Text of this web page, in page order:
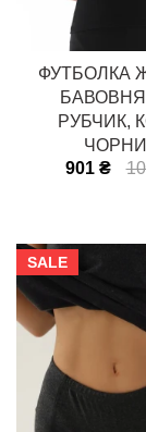
ФУТБОЛКА
РУБЧИК,
901 ₴
SALE